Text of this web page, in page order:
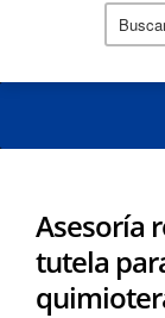
Asesoría
tutela